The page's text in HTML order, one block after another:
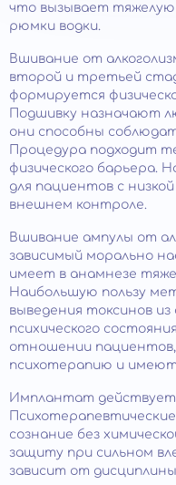
что вызывает тяжелую
рюмки водки.
Вшивание от
второй и третьей
формируется
Подшивку назначают
они способны
Процедура подходит
физического барьера.
для пациентов с
внешнем контроле.
Вшивание ампулы от
зависимый морально
имеет в анамнезе
Наибольшую пользу
выведения токсинов
психического
отношении
психотерапию и
Имплантат действует
сознание без
защиту при сильном
зависит от